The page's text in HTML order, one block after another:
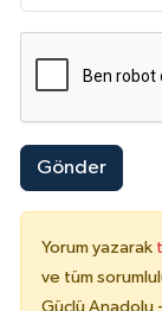
Gönder
Yorum yazarak
ve tüm
Güçlü Anadolu